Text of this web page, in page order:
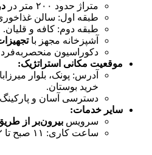
متراژ حدود ۲۰۰ متر در
طبقه اول: سالن
طبقه دوم: کافه و قلیان.
آشپزخانه مجهز با
دکوراسیون
موقعیت مکانی استراتژیک:
آدرس: پونک، بلوار
خرید بوستان.
دسترسی آسان و پارکینگ
سایر خدمات:
سرویس بیرون‌بر از
ساعت کاری: ۱۱ صبح تا ۱۲ شب.